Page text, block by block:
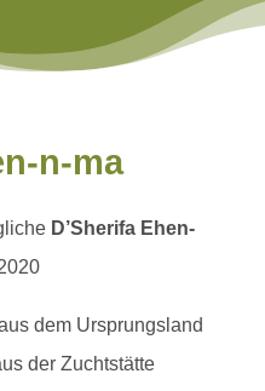
n-ma
D’Sherifa Ehen-
dem Ursprungsland
der Zuchtstätte